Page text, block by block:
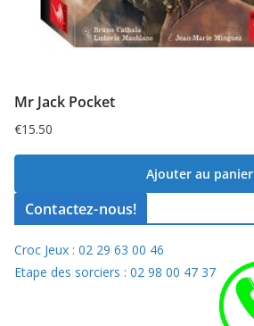
Mr Jack Pocket
€15.50
Ajouter au panier
Contactez-nous!
Croc Jeux : 02 29 63 00 46
Etape des sorciers : 02 98 00 47 37